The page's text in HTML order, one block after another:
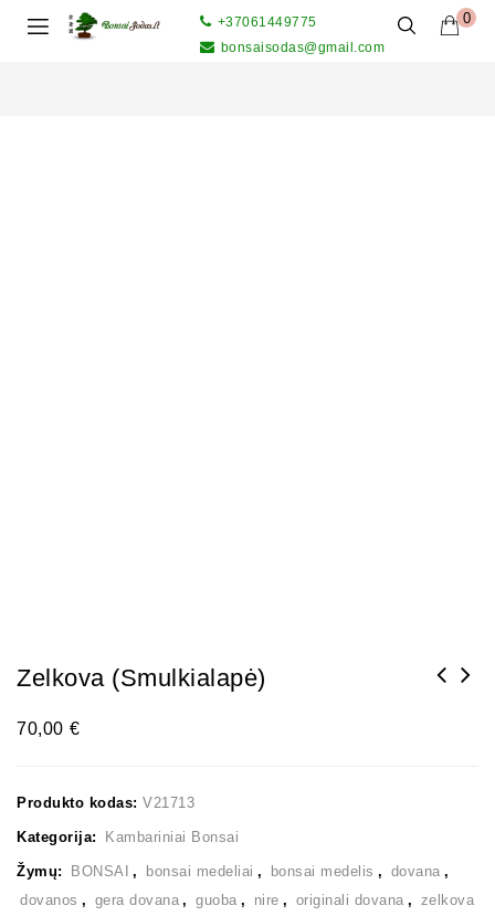
0
+37061449775
bonsaisodas@gmail.com
Zelkova (smulkialapė)
70,00 €
Produkto kodas: V21713
Kategorija: Kambariniai Bonsai
Žymų: BONSAI , bonsai medeliai , bonsai medelis , dovana ,
dovanos , gera dovana , guoba , nire , originali dovana , zelkova